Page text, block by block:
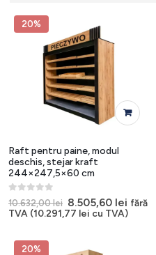
20%
Raft pentru paine, modul
deschis, stejar kraft
244×247,5×60 cm
0out of 5
10.632,00lei Prețul
inițial
8.505,60 leiPrețul
curent
fără
TVA (10.291,77 lei cu TVA)
20%